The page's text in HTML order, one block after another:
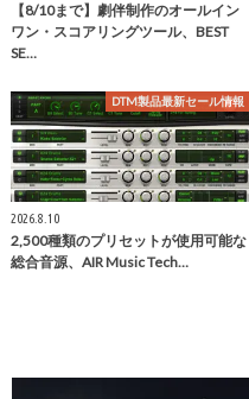
【8/10まで】劇伴制作のオールイン
ワン・スコアリングツール、BEST
SE…
DTM製品最新セール情報
2026.8.10
2,500種類のプリセットが使用可能な
総合音源、AIR Music Tech…